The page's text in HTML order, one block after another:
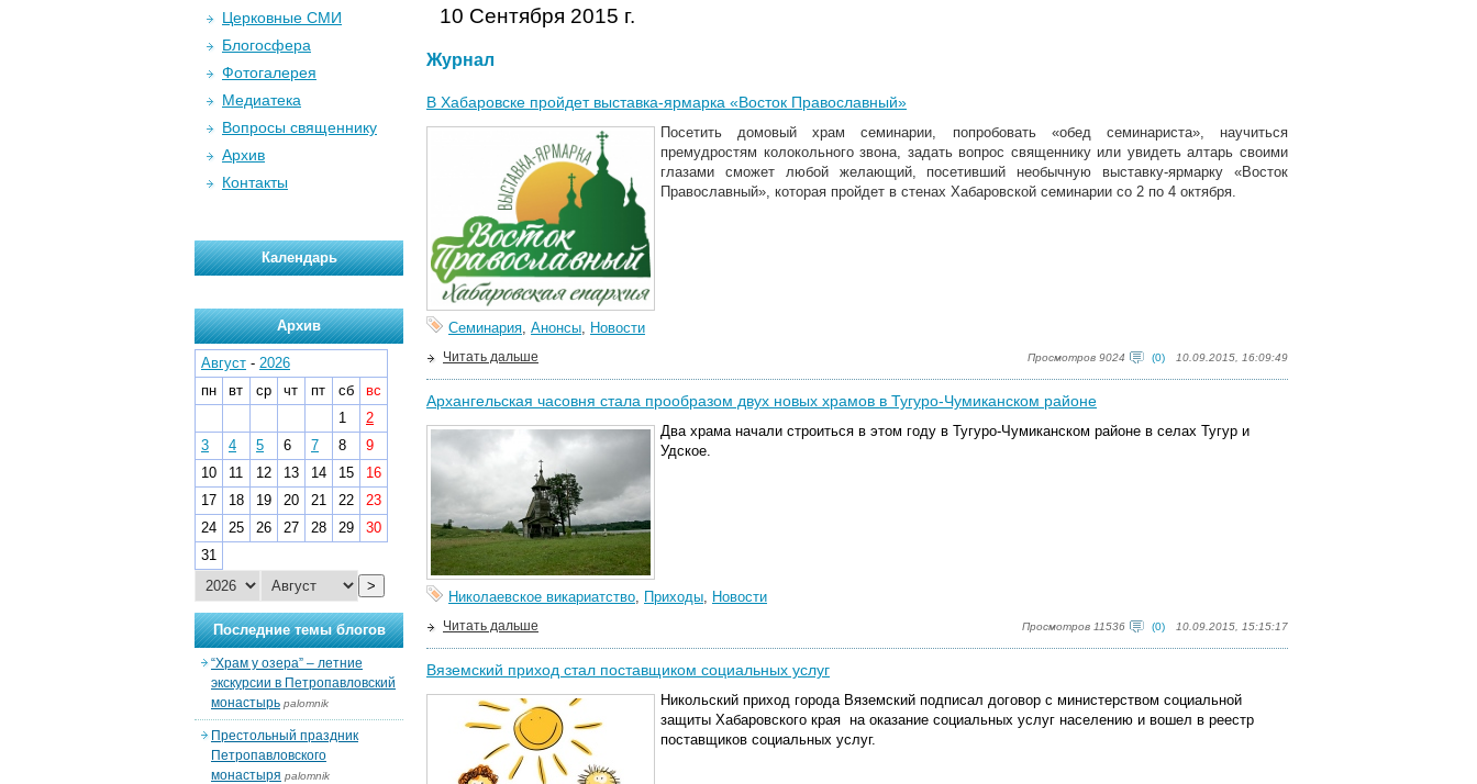
10 Сентября 2015 г.
Журнал
В Хабаровске пройдет выставка-ярмарка «Восток Православный»
Посетить домовый храм семинарии, попробовать «обед семинариста», научиться
премудростям колокольного звона, задать вопрос священнику или увидеть алтарь своими
глазами сможет любой желающий, посетивший необычную выставку-ярмарку «Восток
Православный», которая пройдет в стенах Хабаровской семинарии со 2 по 4 октября.
Семинария Анонсы Новости
Просмотров 9024 (0) 10.09.2015, 16:09:49
Читать дальше
Архангельская часовня стала прообразом двух новых храмов в Тугуро-Чумиканском районе
Два храма начали строиться в этом году в Тугуро-Чумиканском районе в селах Тугур и
Удское.
Николаевское викариатство Приходы Новости
Просмотров 11536 (0) 10.09.2015, 15:15:17
Читать дальше
Вяземский приход стал поставщиком социальных услуг
Никольский приход города Вяземский подписал договор с министерством социальной
защиты Хабаровского края на оказание социальных услуг населению и вошел в реестр
поставщиков социальных услуг.
Церковные СМИ
Блогосфера
Фотогалерея
Медиатека
Вопросы священнику
Архив
Контакты
Календарь
Архив
Август - 2026
пн
вт ср чт пт сб
вс
1
2
3
4 5 6 7 8
9
10
11 12 13 14 15
16
17
18 19 20 21 22
23
24
25 26 27 28 29
30
31
>
Последние темы блогов
“Храм у озера” – летние
экскурсии в Петропавловский
монастырь palomnik
Престольный праздник
Петропавловского
монастыря palomnik